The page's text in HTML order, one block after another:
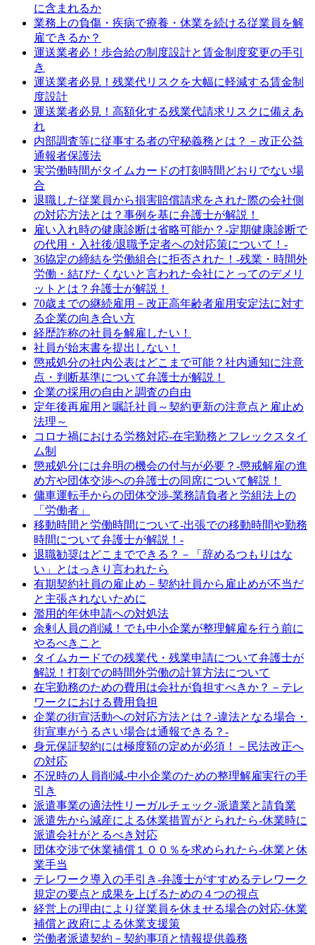
に含まれるか
業務上の負傷・疾病で療養・休業を続ける従業員を解
雇できるか？
運送業者必！歩合給の制度設計と賃金制度変更の手引
き
運送業者必見！残業代リスクを大幅に軽減する賃金制
度設計
運送業者必見！高額化する残業代請求リスクに備えあ
れ
内部調査等に従事する者の守秘義務とは？－改正公益
通報者保護法
実労働時間がタイムカードの打刻時間どおりでない場
合
退職した従業員から損害賠償請求をされた際の会社側
の対応方法とは？事例を基に弁護士が解説！
雇い入れ時の健康診断は省略可能か？-定期健康診断で
の代用・入社後/退職予定者への対応策について！-
36協定の締結を労働組合に拒否された！-残業・時間外
労働・結びたくないと言われた会社にとってのデメリ
ットとは？弁護士が解説！
70歳までの継続雇用－改正高年齢者雇用安定法に対す
る企業の向き合い方
経歴詐称の社員を解雇したい！
社員が始末書を提出しない！
懲戒処分の社内公表はどこまで可能？社内通知に注意
点・判断基準について弁護士が解説！
企業の採用の自由と調査の自由
定年後再雇用と嘱託社員～契約更新の注意点と雇止め
法理～
コロナ禍における労務対応‐在宅勤務とフレックスタイ
ム制
懲戒処分には弁明の機会の付与が必要？-懲戒解雇の進
め方や団体交渉への弁護士の同席について解説！
傭車運転手からの団体交渉‐業務請負者と労組法上の
「労働者」
移動時間と労働時間について-出張での移動時間や勤務
時間について弁護士が解説！-
退職勧奨はどこまでできる？－「辞めるつもりはな
い」とはっきり言われたら
有期契約社員の雇止め－契約社員から雇止めが不当だ
と主張されないために
濫用的年休申請への対処法
余剰人員の削減！でも中小企業が整理解雇を行う前に
やるべきこと
タイムカードでの残業代・残業申請について弁護士が
解説！打刻での時間外労働の計算方法について
在宅勤務のための費用は会社が負担すべきか？－テレ
ワークにおける費用負担
企業の街宣活動への対応方法とは？-違法となる場合・
街宣車がうるさい場合は通報できる？-
身元保証契約には極度額の定めが必須！－民法改正へ
の対応
不況時の人員削減‐中小企業のための整理解雇実行の手
引き
派遣事業の適法性リーガルチェック‐派遣業と請負業
派遣先から減産による休業措置がとられたら‐休業時に
派遣会社がとるべき対応
団体交渉で休業補償１００％を求められたら‐休業と休
業手当
テレワーク導入の手引き‐弁護士がすすめるテレワーク
規定の要点と成果を上げるための４つの視点
経営上の理由により従業員を休ませる場合の対応‐休業
補償と政府による休業支援策
労働者派遣契約－契約事項と情報提供義務